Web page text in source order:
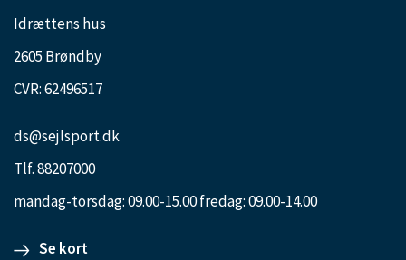
Idrættens hus
2605 Brøndby
CVR: 62496517
ds@sejlsport.dk
Tlf. 88207000
mandag-torsdag: 09.00-15.00 fredag: 09.00-14.00
Se kort